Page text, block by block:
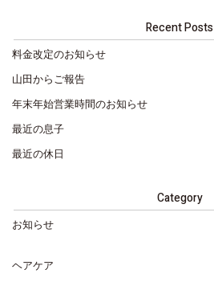
Recent Posts
料金改定のお知らせ
山田からご報告
年末年始営業時間のお知らせ
最近の息子
最近の休日
Category
お知らせ
ヘアケア